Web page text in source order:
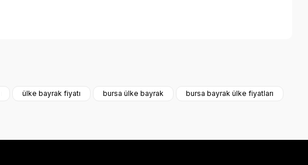
ülke bayrak fiyatı bursa ülke bayrak
bursa bayrak ülke fiyatları